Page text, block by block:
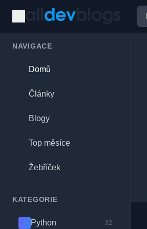
NAVIGACE
Domů
Články
Blogy
Top měsíce
Žebříček
KATEGORIE
Python 32